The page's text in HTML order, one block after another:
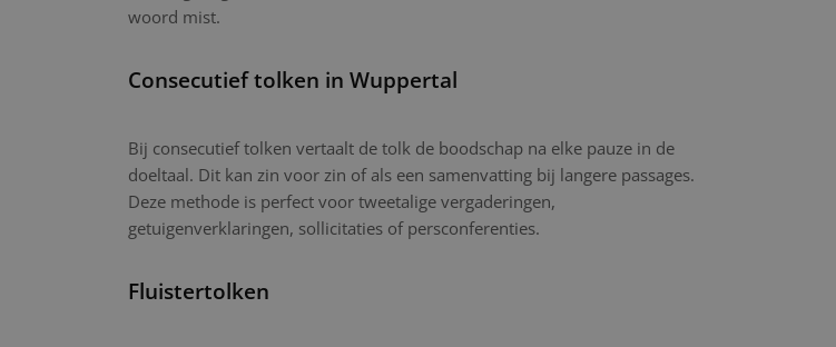
woord mist.
Consecutief tolken in Wuppertal
Bij consecutief tolken vertaalt de tolk de boodschap na elke pauze in de
doeltaal. Dit kan zin voor zin of als een samenvatting bij langere passages.
Deze methode is perfect voor tweetalige vergaderingen,
getuigenverklaringen, sollicitaties of persconferenties.
Fluistertolken